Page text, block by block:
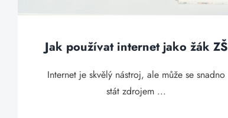
Jak používat internet jako žák ZŠ
Internet je skvělý nástroj, ale může se snadno
stát zdrojem ...